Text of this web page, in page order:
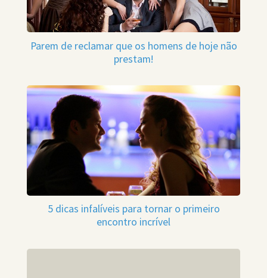
Parem de reclamar que os homens de hoje não
prestam!
5 dicas infalíveis para tornar o primeiro
encontro incrível